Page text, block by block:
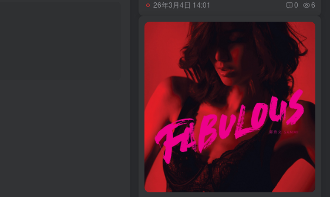
26年3月4日 14:01 0 6